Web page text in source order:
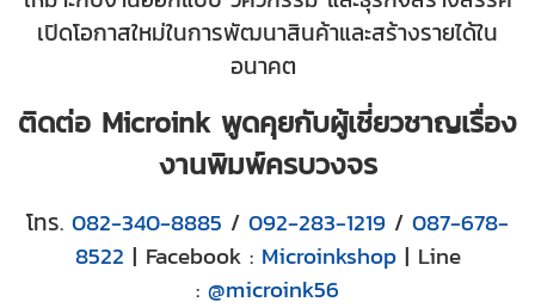
เปิดโอกาสใหม่ในการพัฒนาสินค้าและสร้างรายได้ใน
อนาคต
ติดต่อ Microink พูดคุยกับผู้เชี่ยวชาญเรื่อง
งานพิมพ์ครบวงจร
โทร. 082-340-8885 / 092-283-1219 / 087-678-
8522 | Facebook : Microinkshop| Line
: @microink56